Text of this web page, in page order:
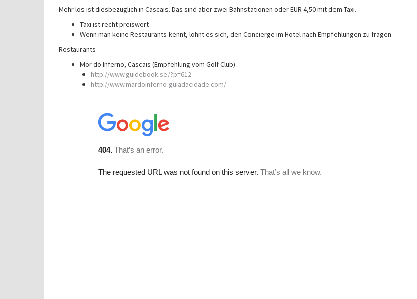
Mehr los ist diesbezüglich in Cascais. Das sind aber zwei Bahnstationen oder EUR 4,50 mit dem Taxi.
Taxi ist recht preiswert
Wenn man keine Restaurants kennt, lohnt es sich, den Concierge im Hotel nach Empfehlungen zu fragen
Restaurants
Mor do Inferno, Cascais (Empfehlung vom Golf Club)
http://www.guidebook.se/?p=612
http://www.mardoinferno.guiadacidade.com/